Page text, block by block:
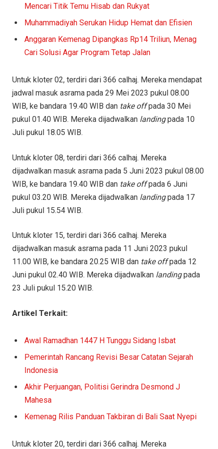
Mencari Titik Temu Hisab dan Rukyat
Muhammadiyah Serukan Hidup Hemat dan Efisien
Anggaran Kemenag Dipangkas Rp14 Triliun, Menag
Cari Solusi Agar Program Tetap Jalan
Untuk kloter 02, terdiri dari 366 calhaj. Mereka mendapat
jadwal masuk asrama pada 29 Mei 2023 pukul 08.00
WIB, ke bandara 19.40 WIB dan take offpada 30 Mei
pukul 01.40 WIB. Mereka dijadwalkan landingpada 10
Juli pukul 18.05 WIB.
Untuk kloter 08, terdiri dari 366 calhaj. Mereka
dijadwalkan masuk asrama pada 5 Juni 2023 pukul 08.00
WIB, ke bandara 19.40 WIB dan take offpada 6 Juni
pukul 03.20 WIB. Mereka dijadwalkan landingpada 17
Juli pukul 15.54 WIB.
Untuk kloter 15, terdiri dari 366 calhaj. Mereka
dijadwalkan masuk asrama pada 11 Juni 2023 pukul
11.00 WIB, ke bandara 20.25 WIB dan take offpada 12
Juni pukul 02.40 WIB. Mereka dijadwalkan landingpada
23 Juli pukul 15.20 WIB.
Artikel Terkait:
Awal Ramadhan 1447 H Tunggu Sidang Isbat
Pemerintah Rancang Revisi Besar Catatan Sejarah
Indonesia
Akhir Perjuangan, Politisi Gerindra Desmond J
Mahesa
Kemenag Rilis Panduan Takbiran di Bali Saat Nyepi
Untuk kloter 20, terdiri dari 366 calhaj. Mereka